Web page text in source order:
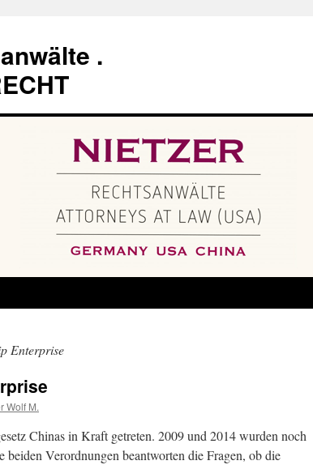
.
Enterprise
Wolf M.
Chinas in Kraft getreten. 2009 und 2014 wurden noch
Verordnungen beantworten die Fragen, ob die